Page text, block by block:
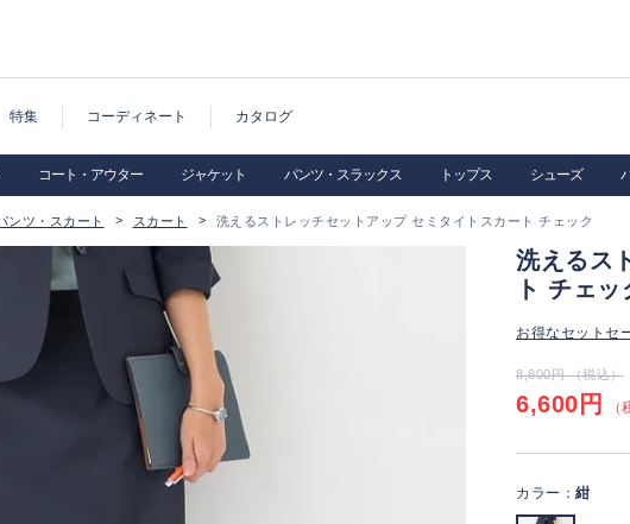
特集 コーディネート カタログ
コート・アウター ジャケット パンツ・スラックス トップス シューズ
ンツ・スカート スカート 洗えるストレッチセットアップ セミタイトスカート チェック
洗えるス
ト チェッ
お得なセットセ
8,800円 （税込）
6,600円 （
カラー： 紺